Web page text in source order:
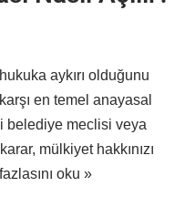
aykırı olduğunu
en temel anayasal
belediye meclisi veya
mülkiyet hakkınızı
oku »